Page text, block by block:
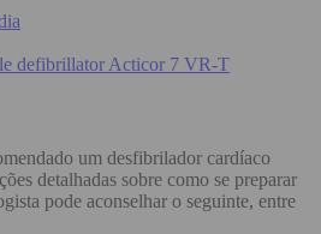
um desfibrilador cardíaco
detalhadas sobre como se preparar
pode aconselhar o seguinte, entre